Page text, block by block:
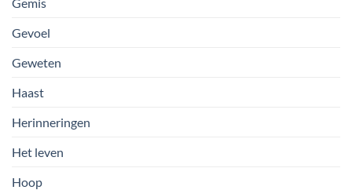
Gevoel
Geweten
Haast
Herinneringen
Het leven
Hoop